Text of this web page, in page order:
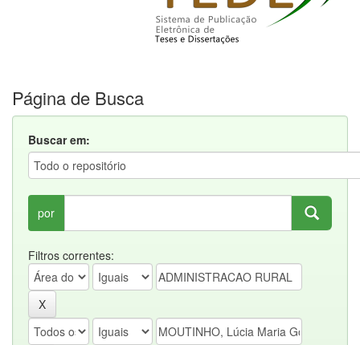
Página de Busca
Buscar em:
por
Filtros correntes: